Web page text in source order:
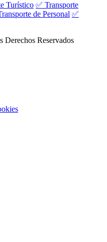
Turístico ✅ Transporte
de Personal ✅
Reservados